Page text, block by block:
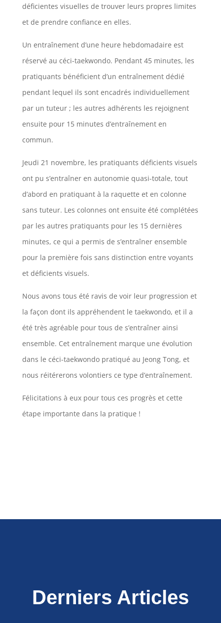
déficientes visuelles de trouver leurs propres limites
et de prendre confiance en elles.
Un entraînement d’une heure hebdomadaire est
réservé au céci-taekwondo. Pendant 45 minutes, les
pratiquants bénéficient d’un entraînement dédié
pendant lequel ils sont encadrés individuellement
par un tuteur ; les autres adhérents les rejoignent
ensuite pour 15 minutes d’entraînement en
commun.
Jeudi 21 novembre, les pratiquants déficients visuels
ont pu s’entraîner en autonomie quasi-totale, tout
d’abord en pratiquant à la raquette et en colonne
sans tuteur. Les colonnes ont ensuite été complétées
par les autres pratiquants pour les 15 dernières
minutes, ce qui a permis de s’entraîner ensemble
pour la première fois sans distinction entre voyants
et déficients visuels.
Nous avons tous été ravis de voir leur progression et
la façon dont ils appréhendent le taekwondo, et il a
été très agréable pour tous de s’entraîner ainsi
ensemble. Cet entraînement marque une évolution
dans le céci-taekwondo pratiqué au Jeong Tong, et
nous réitérerons volontiers ce type d’entraînement.
Félicitations à eux pour tous ces progrès et cette
étape importante dans la pratique !
Derniers Articles